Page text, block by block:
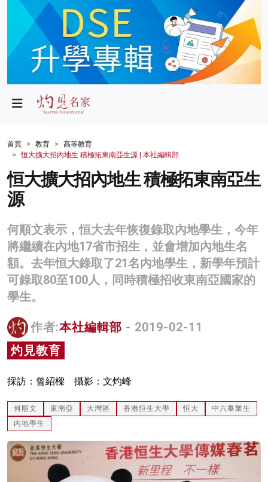
政局
財經
生活
健康
科技
影片
名家榜
關於我們
首頁 教育
高等教育
恒大擴大招內地生 積極拓東南亞生源 | 本社編輯部
恒大擴大招內地生 積極拓東南亞生
源
何順文表示，恒大去年恢復錄取內地學生，今年
將繼續在內地17省市招生，並會增加內地生名
額。去年恒大錄取了21名內地學生，新學年預計
可錄取80至100人，同時積極招收東南亞國家的
學生。
作者:本社編輯部 - 2019-02-11
灼見教育
採訪：曾紹樑 攝影：文灼峰
何順文 東南亞 大灣區 香港恒生大學 恒大
中六畢業生
內地學生